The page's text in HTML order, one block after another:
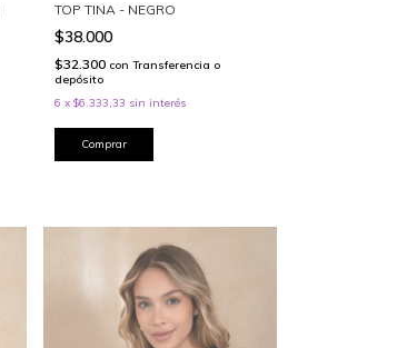
TOP TINA - NEGRO
$38.000
$32.300 con Transferencia o
depósito
6 x $6.333,33 sin interés
Comprar